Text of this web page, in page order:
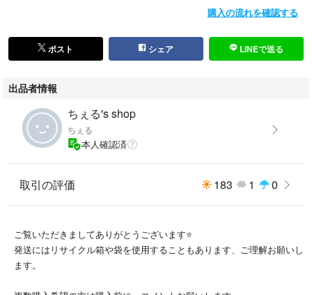
購入の流れを確認する
ポスト シェア LINEで送る
出品者情報
ちぇる's shop
ちぇる
本人確認済
取引の評価 183 1 0
ご覧いただきましてありがとうございます⭐
発送にはリサイクル箱や袋を使用することもあります、ご理解お願いし
ます。